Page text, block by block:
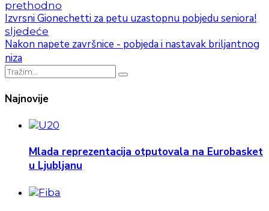
prethodno
Izvrsni Gionechetti za petu uzastopnu pobjedu seniora!
sljedeće
Nakon napete završnice - pobjeda i nastavak briljantnog
niza
Najnovije
Mlada reprezentacija otputovala na Eurobasket
u Ljubljanu